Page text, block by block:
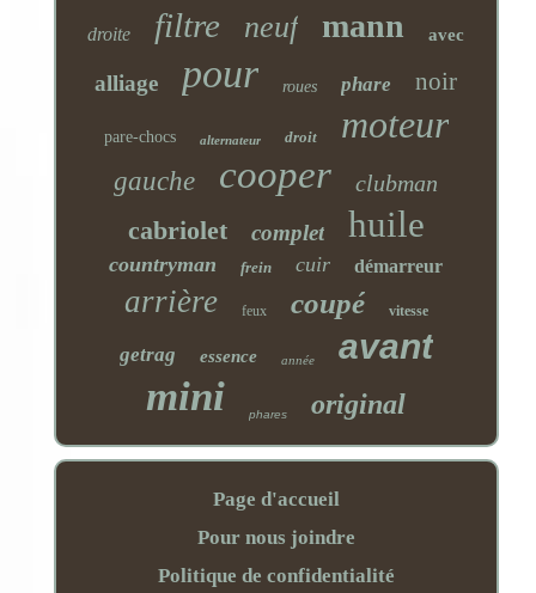
droite filtre neuf mann avec
alliage pour roues phare noir
pare-chocs alternateur droit moteur
gauche cooper clubman
cabriolet complet huile
countryman frein cuir démarreur
arrière feux coupé vitesse
getrag essence année avant
mini phares original
Page d'accueil
Pour nous joindre
Politique de confidentialité